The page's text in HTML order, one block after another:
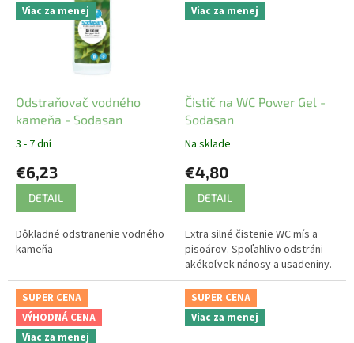
Viac za menej
Odstraňovač vodného
kameňa - Sodasan
3 - 7 dní
€6,23
DETAIL
Dôkladné odstranenie vodného
kameňa
Viac za menej
Čistič na WC Power Gel -
Sodasan
Na sklade
€4,80
DETAIL
Extra silné čistenie WC mís a
pisoárov. Spoľahlivo odstráni
akékoľvek nánosy a usadeniny.
SUPER CENA
VÝHODNÁ CENA
Viac za menej
SUPER CENA
Viac za menej